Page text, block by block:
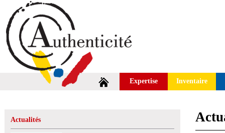
Expertise Inventaire
Actualités